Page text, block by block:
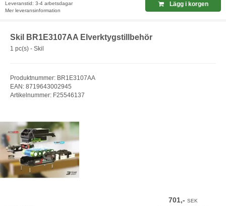
Leveranstid: 3-4 arbetsdagar
Mer leveransinformation
Lägg i korgen
Skil BR1E3107AA Elverktygstillbehör
1 pc(s) - Skil
Produktnummer: BR1E3107AA
EAN: 8719643002945
Artikelnummer: F25546137
701,-SEK